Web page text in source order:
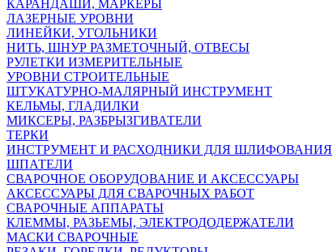
КАРАНДАШИ, МАРКЕРЫ
ЛАЗЕРНЫЕ УРОВНИ
ЛИНЕЙКИ, УГОЛЬНИКИ
НИТЬ, ШНУР РАЗМЕТОЧНЫЙ, ОТВЕСЫ
РУЛЕТКИ ИЗМЕРИТЕЛЬНЫЕ
УРОВНИ СТРОИТЕЛЬНЫЕ
ШТУКАТУРНО-МАЛЯРНЫЙ ИНСТРУМЕНТ
КЕЛЬМЫ, ГЛАДИЛКИ
МИКСЕРЫ, РАЗБРЫЗГИВАТЕЛИ
ТЕРКИ
ИНСТРУМЕНТ И РАСХОДНИКИ ДЛЯ ШЛИФОВАНИЯ
ШПАТЕЛИ
СВАРОЧНОЕ ОБОРУДОВАНИЕ И АКСЕССУАРЫ
АКСЕССУАРЫ ДЛЯ СВАРОЧНЫХ РАБОТ
СВАРОЧНЫЕ АППАРАТЫ
КЛЕММЫ, РАЗЬЕМЫ, ЭЛЕКТРОДОДЕРЖАТЕЛИ
МАСКИ СВАРОЧНЫЕ